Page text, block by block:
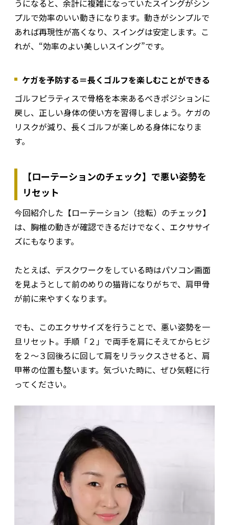
うになると、余計に複雑になっていたスイングがシン
プルで効率のいい動きになります。動きがシンプルで
あれば再現性が高くなり、スイングは安定します。こ
れが、“効率のよい美しいスイング”です。
ケガを予防する＝長くゴルフを楽しむことができる
ゴルフピラティスで骨格を本来あるべきポジションに
戻し、正しい身体の使い方を習得しましょう。ケガの
リスクが減り、長くゴルフが楽しめる身体になりま
す。
【ローテーションのチェック】で悪い姿勢を
リセット
今回紹介した【ローテーション（捻転）のチェック】
は、胸椎の動きが確認できるだけでなく、エクササイ
ズにもなります。
たとえば、デスクワークをしている時はパソコン画面
を見ようとして前のめりの猫背になりがちで、肩甲骨
が前に来やすくなります。
でも、このエクササイズを行うことで、悪い姿勢を一
旦リセット。手順「２」で両手を肩にそえてからヒジ
を２～３回後ろに回して肩をリラックスさせると、肩
甲帯の位置も整います。気づいた時に、ぜひ気軽に行
ってください。